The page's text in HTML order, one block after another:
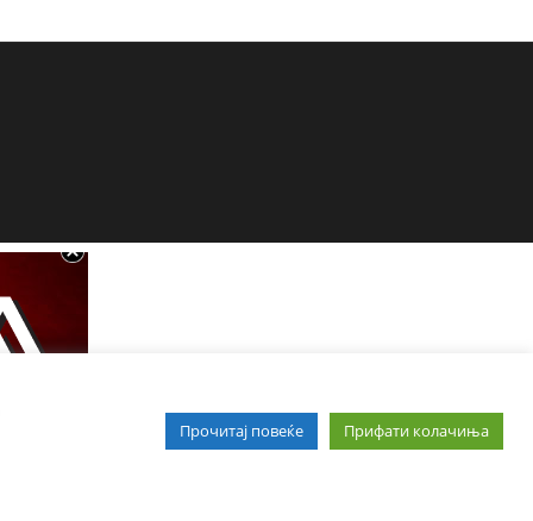
Прочитај повеќе Прифати колачиња